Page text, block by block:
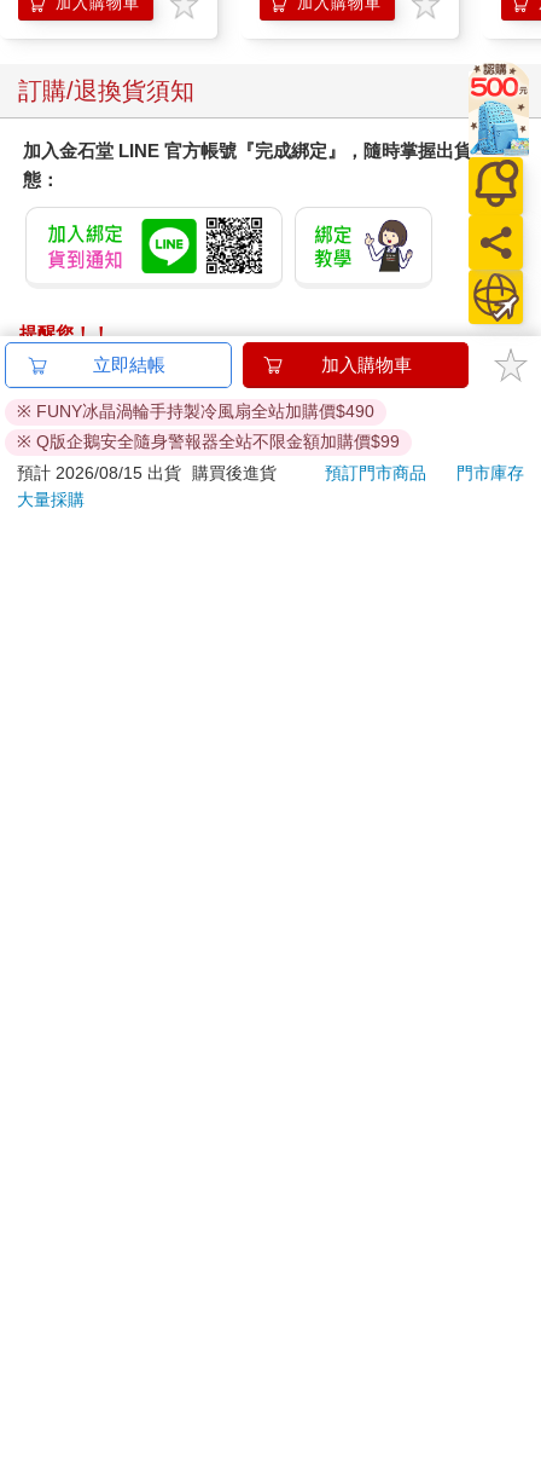
大話！」
「哦。」尤里薩似是睥睨地望著眼前的兩架靈鎧，鼻孔上呼出的
氣息，像兩團雲霧掠過了那對高聳的蒼藍色獠牙：「就試試看
緊接著，夾雜著寒光與冰霜的吐息，從尤里薩嘴裡傾洩而出，直
朝著奎利昂襲去，一道比盾牌輪廓還要大出一倍的金色力場擋住
了冰霜吐襲、迫使噴吐朝著盾牌周遭散去。「阿泰莉亞， 請庇佑
世界脆弱的生靈啊！」
聽見了莎良從擴音器傳出嗓聲，冰龍尤里薩旋即意會到：是奎利
昂驅動了防護性符文，才勉強挺住。然而祂卻並不以為意，紅色
瞳孔在眼眶裡轉了轉之後，絲毫沒有要閉上嘴巴的意思，強烈的
冰霜吐息，仍持續朝著奎利昂襲去。
而後，奎利昂雙肩上始終燃亮的大型魔晶突然有那麼一瞬間完全
黯淡了下來，緊接著，則開始呈現不穩定的明滅，同時，亮度也
不斷地衰減。
訂購/退換貨須知
加入金石堂 LINE 官方帳號『完成綁定』，隨時掌握出貨動
態：
提醒您！！
金石堂及銀行均不會請您操作ATM! 如接獲電話要求您前往
ATM提款機，請不要聽從指示，以免受騙上當！
退換貨須知：
**提醒您，鑑賞期不等於試用期，退回商品須為全新狀態**
依據「消費者保護法」第19條及行政院消費者保護處公告之
立即結帳 加入購物車
※ FUNY冰晶渦輪手持製冷風扇全站加購價$490
※ Q版企鵝安全隨身警報器全站不限金額加購價$99
預計 2026/08/15 出貨
購買後進貨 預訂門市商品
門市庫存
大量採購